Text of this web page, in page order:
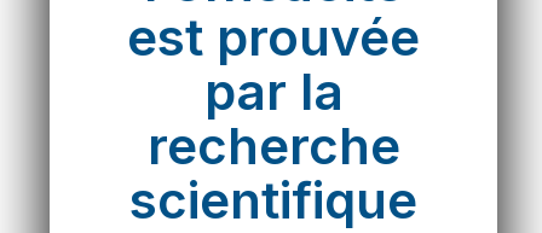
est prouvée
par la
recherche
scientifique